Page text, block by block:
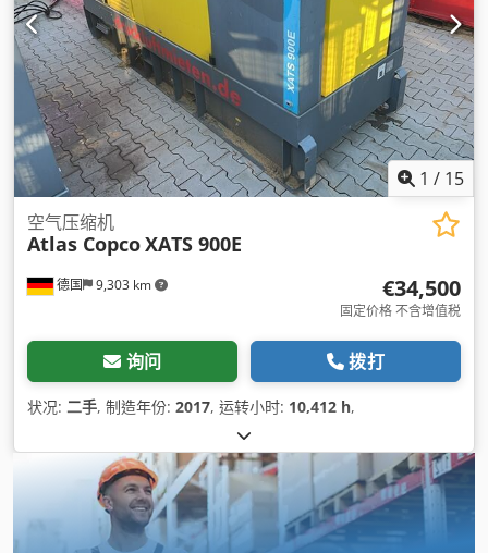
1 / 15
德国 9,303 km
空气压缩机
Atlas CopcoXATS 900E
€34,500
固定价格 不含增值税
询问 拨打
状况: 二手, 制造年份: 2017, 运转小时: 10,412 h,